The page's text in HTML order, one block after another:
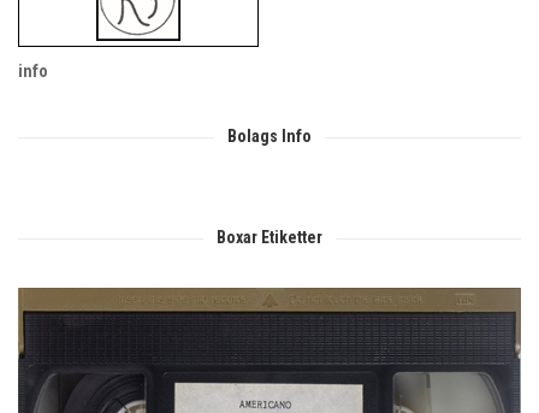
info
Bolags Info
Boxar Etiketter